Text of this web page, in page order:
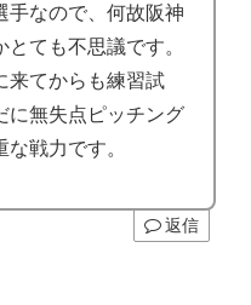
手なので、何故阪神
ても不思議です。
来てからも練習試
に無失点ピッチング
戦力です。
返信